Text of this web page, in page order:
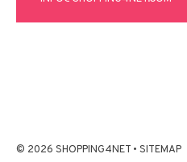
© 2026 SHOPPING4NET • SITEMAP